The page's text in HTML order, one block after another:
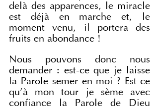
delà des apparences, le miracle
est déjà en marche et, le
moment venu, il portera des
fruits en abondance !
Nous pouvons donc nous
demander : est-ce que je laisse
la Parole semer en moi ? Est-ce
qu'à mon tour je sème avec
confiance la Parole de Dieu